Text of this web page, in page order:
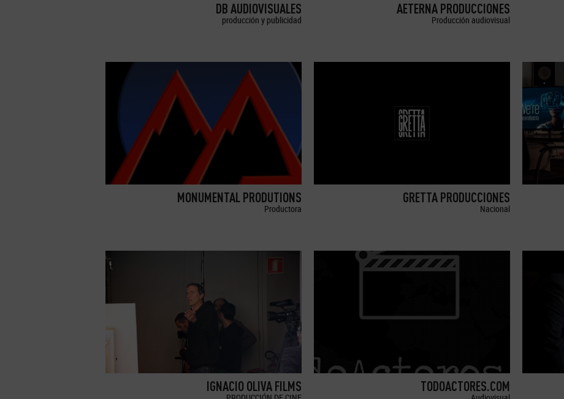
DB AUDIOVISUALES
producción y publicidad
AETERNA PRODUCCIONES
Producción audiovisual
MONUMENTAL PRODUTIONS
Productora
GRETTA PRODUCCIONES
Nacional
IGNACIO OLIVA FILMS TODOACTORES.COM